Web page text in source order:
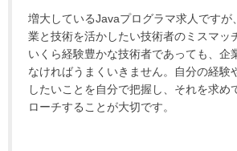
増大しているJavaプログラマ求人ですが
業と技術を活かしたい技術者のミスマッ
いくら経験豊かな技術者であっても、企
なければうまくいきません。自分の経験
したいことを自分で把握し、それを求め
ローチすることが大切です。